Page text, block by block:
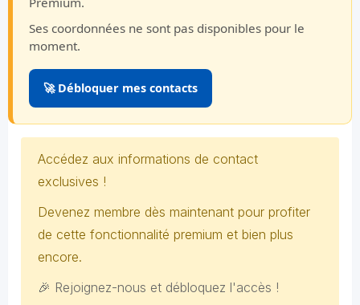
Ses coordonnées ne sont pas disponibles pour le
moment.
🚀 Débloquer mes contacts
Accédez aux informations de contact
exclusives !
Devenez membre dès maintenant pour profiter
de cette fonctionnalité premium et bien plus
encore.
🎉 Rejoignez-nous et débloquez l'accès !